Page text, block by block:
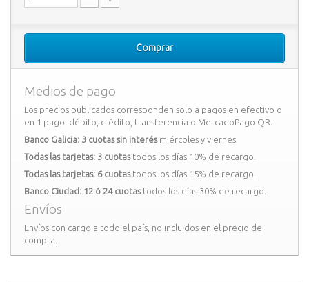
Comprar
Medios de pago
Los precios publicados corresponden solo a pagos en efectivo o
en 1 pago: débito, crédito, transferencia o MercadoPago QR.
Banco Galicia: 3 cuotas sin interésmiércoles y viernes.
Todas las tarjetas: 3 cuotastodos los días 10% de recargo.
Todas las tarjetas: 6 cuotastodos los días 15% de recargo.
Banco Ciudad: 12 ó 24 cuotastodos los días 30% de recargo.
Envíos
Envíos con cargo a todo el país, no incluidos en el precio de
compra.